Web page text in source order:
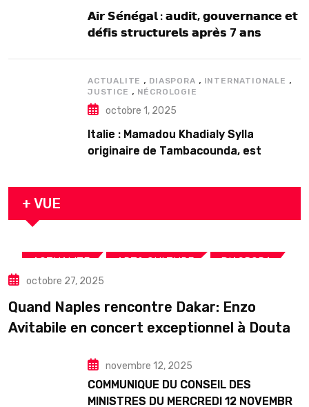
𝗔𝗶𝗿 𝗦𝗲́𝗻𝗲́𝗴𝗮𝗹 : 𝗮𝘂𝗱𝗶𝘁, 𝗴𝗼𝘂𝘃𝗲𝗿𝗻𝗮𝗻𝗰𝗲 𝗲𝘁
𝗱𝗲́𝗳𝗶𝘀 𝘀𝘁𝗿𝘂𝗰𝘁𝘂𝗿𝗲𝗹𝘀 𝗮𝗽𝗿𝗲̀𝘀 7 𝗮𝗻𝘀
ACTUALITE , DIASPORA , INTERNATIONALE ,
JUSTICE , NÉCROLOGIE
octobre 1, 2025
Italie : Mamadou Khadialy Sylla
originaire de Tambacounda, est
arrestation
+ VUE
ACTUALITE ART& CULTURE DIASPORA
TOURISME
octobre 27, 2025
Quand Naples rencontre Dakar: Enzo
Avitabile en concert exceptionnel à Douta
novembre 12, 2025
COMMUNIQUE DU CONSEIL DES
MINISTRES DU MERCREDI 12 NOVEMBRE